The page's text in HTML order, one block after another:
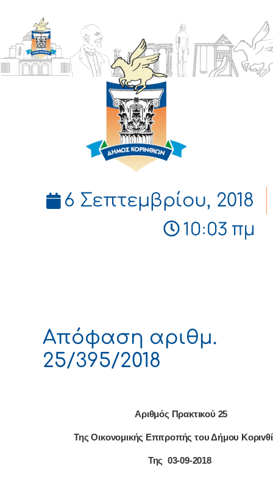
ΔΗΜΟΣ
ΚΟΡΙΝΘΙΩΝ
6 Σεπτεμβρίου, 2018
10:03 πμ
Απόφαση αριθμ.
25/395/2018
Αριθμός Πρακτικού 25
Της Οικονομικής Επιτρoπής τoυ Δήμoυ
Της 03-09-2018